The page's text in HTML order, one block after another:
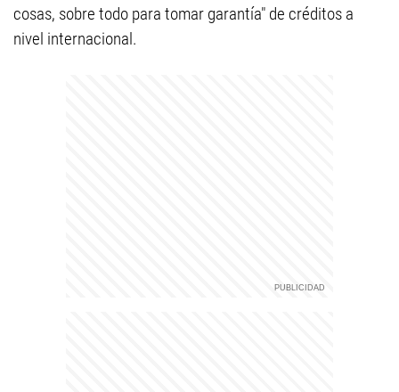
cosas, sobre todo para tomar garantía" de créditos a
nivel internacional.